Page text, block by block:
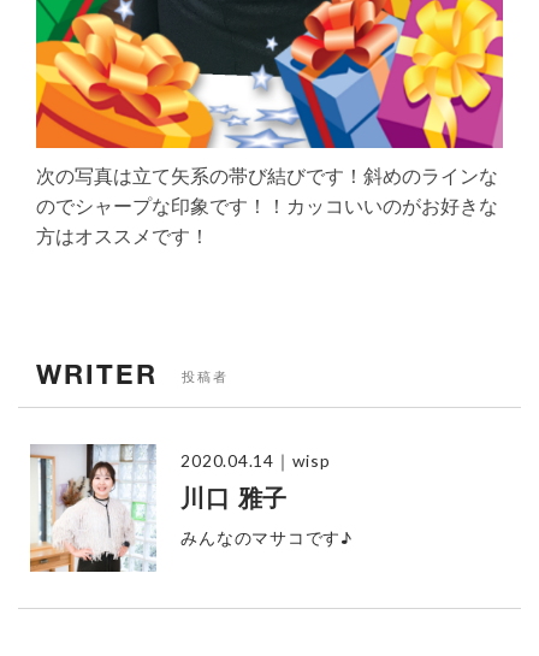
次の写真は立て矢系の帯び結びです！斜めのラインな
のでシャープな印象です！！カッコいいのがお好きな
方はオススメです！
WRITER 投稿者
2020.04.14 ｜wisp
川口 雅子
みんなのマサコです♪